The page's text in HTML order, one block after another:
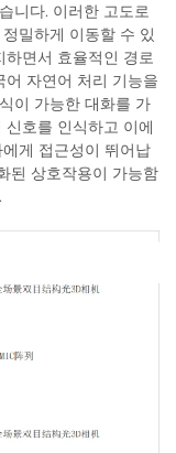
니다. 이러한 고도로
밀하게 이동할 수 있
면서 효율적인 경로
자연어 처리 기능을
이 가능한 대화를 가
호를 인식하고 이에
게 접근성이 뛰어납
된 상호작용이 가능함